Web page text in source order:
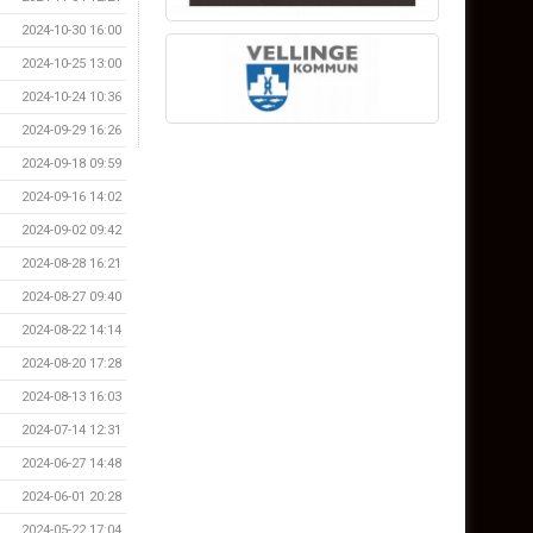
2024-10-30 16:00
2024-10-25 13:00
2024-10-24 10:36
2024-09-29 16:26
2024-09-18 09:59
2024-09-16 14:02
2024-09-02 09:42
2024-08-28 16:21
2024-08-27 09:40
2024-08-22 14:14
2024-08-20 17:28
2024-08-13 16:03
2024-07-14 12:31
2024-06-27 14:48
2024-06-01 20:28